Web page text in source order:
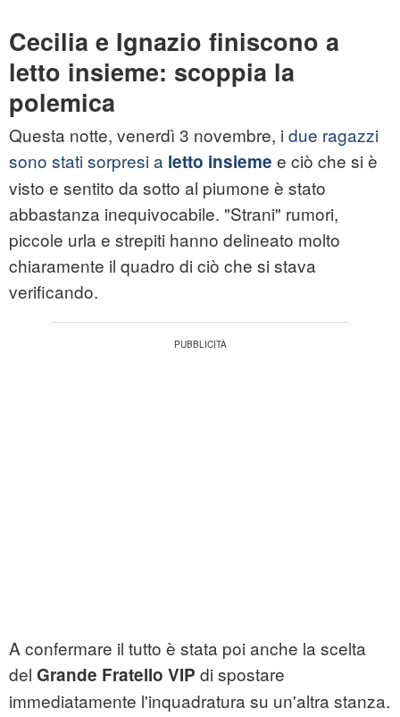
Cecilia e Ignazio finiscono a
letto insieme: scoppia la
polemica
Questa notte, venerdì 3 novembre, i due ragazzi
sono stati sorpresi a letto insieme e ciò che si è
visto e sentito da sotto al piumone è stato
abbastanza inequivocabile. "Strani" rumori,
piccole urla e strepiti hanno delineato molto
chiaramente il quadro di ciò che si stava
verificando.
A confermare il tutto è stata poi anche la scelta
del Grande Fratello VIP di spostare
immediatamente l'inquadratura su un'altra stanza.